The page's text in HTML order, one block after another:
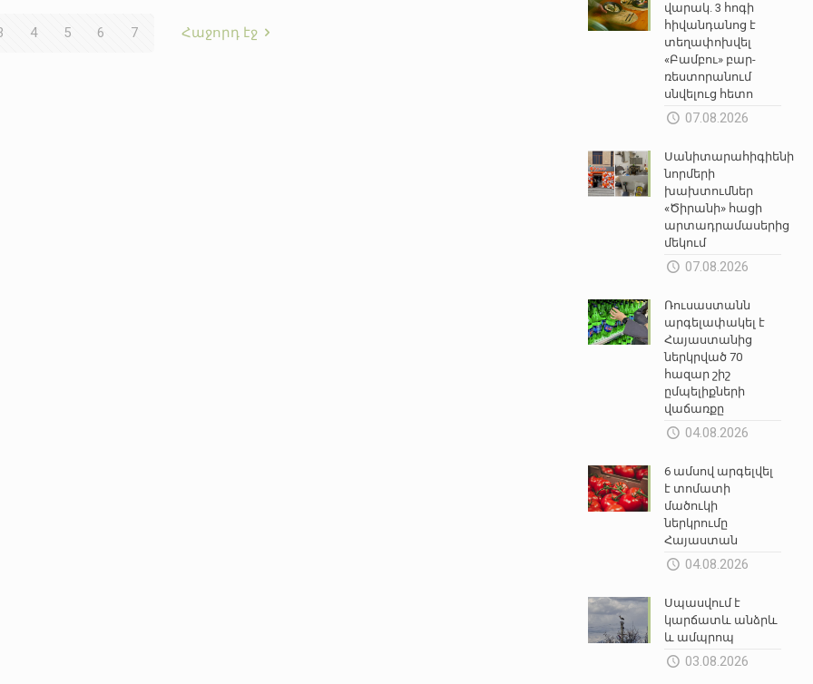
4 5 6 7 Հաջորդ էջ
վարակ. 3 հոգի
հիվանդանոց է
տեղափոխվել
«Բամբու» բար-
ռեստորանում
սնվելուց հետո
07.08.2026
Սանիտարահիգիենիկ
նորմերի
խախտումներ
«Ծիրանի» հացի
արտադրամասերից
մեկում
07.08.2026
Ռուսաստանն
արգելափակել է
Հայաստանից
ներկրված 70
հազար շիշ
ըմպելիքների
վաճառքը
04.08.2026
6 ամսով արգելվել
է տոմատի
մածուկի
ներկրումը
Հայաստան
04.08.2026
Սպասվում է
կարճատև անձրև
և ամպրոպ
03.08.2026